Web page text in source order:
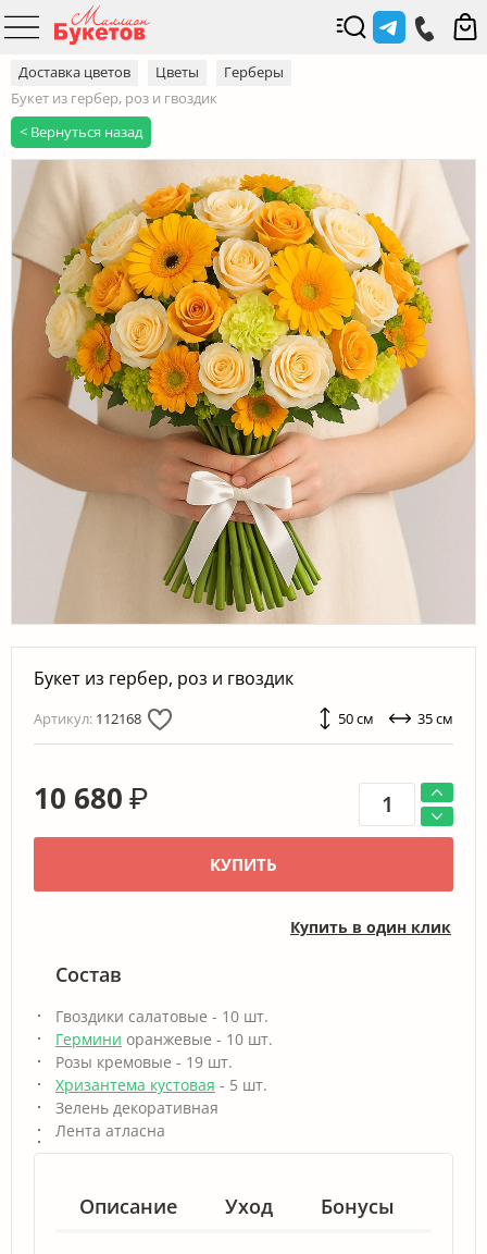
Доставка цветов Цветы
Герберы
Букет из гербер, роз и гвоздик
< Вернуться назад
Букет из гербер, роз и гвоздик
Артикул: 112168 50 см 35 см
10 680 ₽
КУПИТЬ
Купить в один клик
Состав
Гвоздики салатовые - 10 шт.
Гермини оранжевые - 10 шт.
Розы кремовые - 19 шт.
Хризантема кустовая - 5 шт.
Зелень декоративная
Лента атласна
Описание Уход Бонусы